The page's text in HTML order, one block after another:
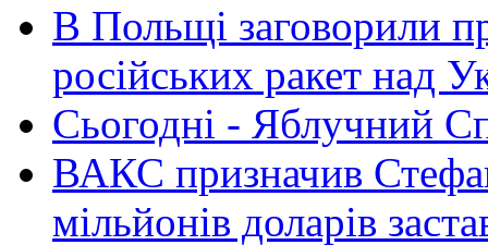
В Польщі заговорили
російських ракет над
Сьогодні - Яблучний
ВАКС призначив
мільйонів доларів